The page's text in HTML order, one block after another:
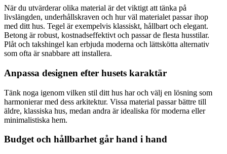
När du utvärderar olika material är det viktigt att tänka på
livslängden, underhållskraven och hur väl materialet passar ihop
med ditt hus. Tegel är exempelvis klassiskt, hållbart och elegant.
Betong är robust, kostnadseffektivt och passar de flesta husstilar.
Plåt och takshingel kan erbjuda moderna och lättskötta alternativ
som ofta är snabbare att installera.
Anpassa designen efter husets karaktär
Tänk noga igenom vilken stil ditt hus har och välj en lösning som
harmonierar med dess arkitektur. Vissa material passar bättre till
äldre, klassiska hus, medan andra är idealiska för moderna eller
minimalistiska hem.
Budget och hållbarhet går hand i hand